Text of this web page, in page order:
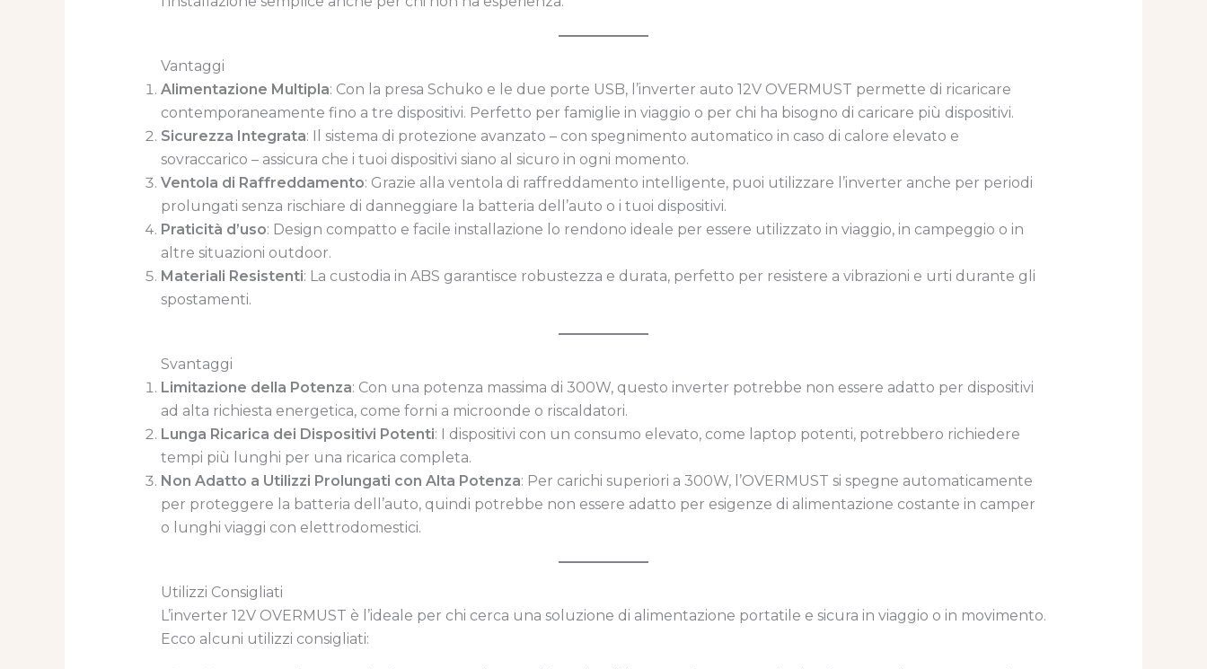
Vantaggi
Alimentazione Multipla: Con la presa Schuko e le due porte USB, l’inverter auto 12V OVERMUST permette di ricaricare
contemporaneamente fino a tre dispositivi. Perfetto per famiglie in viaggio o per chi ha bisogno di caricare più dispositivi.
Sicurezza Integrata: Il sistema di protezione avanzato – con spegnimento automatico in caso di calore elevato e
sovraccarico – assicura che i tuoi dispositivi siano al sicuro in ogni momento.
Ventola di Raffreddamento: Grazie alla ventola di raffreddamento intelligente, puoi utilizzare l’inverter anche per periodi
prolungati senza rischiare di danneggiare la batteria dell’auto o i tuoi dispositivi.
Praticità d’uso: Design compatto e facile installazione lo rendono ideale per essere utilizzato in viaggio, in campeggio o in
altre situazioni outdoor.
Materiali Resistenti: La custodia in ABS garantisce robustezza e durata, perfetto per resistere a vibrazioni e urti durante gli
spostamenti.
Svantaggi
Limitazione della Potenza: Con una potenza massima di 300W, questo inverter potrebbe non essere adatto per dispositivi
ad alta richiesta energetica, come forni a microonde o riscaldatori.
Lunga Ricarica dei Dispositivi Potenti: I dispositivi con un consumo elevato, come laptop potenti, potrebbero richiedere
tempi più lunghi per una ricarica completa.
Non Adatto a Utilizzi Prolungati con Alta Potenza: Per carichi superiori a 300W, l’OVERMUST si spegne automaticamente
per proteggere la batteria dell’auto, quindi potrebbe non essere adatto per esigenze di alimentazione costante in camper
o lunghi viaggi con elettrodomestici.
Utilizzi Consigliati
L’inverter 12V OVERMUST è l’ideale per chi cerca una soluzione di alimentazione portatile e sicura in viaggio o in movimento.
Ecco alcuni utilizzi consigliati: